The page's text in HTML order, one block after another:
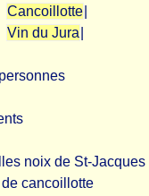
Cancoillotte
Vin du Jura
noix de St-Jacques
cancoillotte